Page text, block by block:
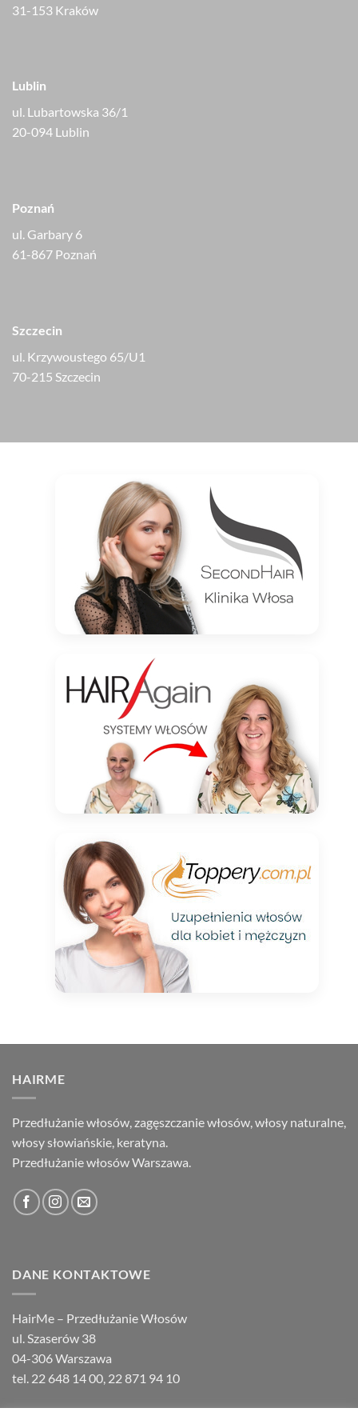
31-153 Kraków
Lublin
ul. Lubartowska 36/1
20-094 Lublin
Poznań
ul. Garbary 6
61-867 Poznań
Szczecin
ul. Krzywoustego 65/U1
70-215 Szczecin
HAIRME
Przedłużanie włosów, zagęszczanie włosów, włosy naturalne,
włosy słowiańskie, keratyna.
Przedłużanie włosów Warszawa.
DANE KONTAKTOWE
HairMe – Przedłużanie Włosów
ul. Szaserów 38
04-306 Warszawa
tel. 22 648 14 00 22 871 94 10